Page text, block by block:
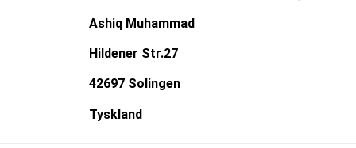
Ashiq Muhammad
Hildener Str.27
42697 Solingen
Tyskland